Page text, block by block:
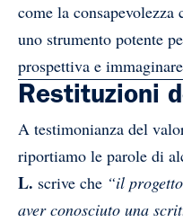
come la consapevolezza
uno strumento potente
prospettiva e
Restituzioni
A testimonianza del
riportiamo le parole di
L. scrive che “il
aver conosciuto una